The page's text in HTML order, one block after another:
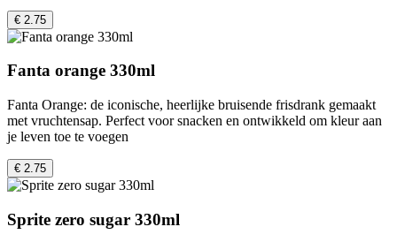
€ 2.75
Fanta orange 330ml
Fanta Orange: de iconische, heerlijke bruisende frisdrank gemaakt
met vruchtensap. Perfect voor snacken en ontwikkeld om kleur aan
je leven toe te voegen
€ 2.75
Sprite zero sugar 330ml